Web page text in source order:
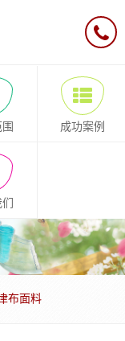
成功案例
布面料